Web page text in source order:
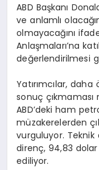
ABD Başkanı
ve anlamlı
olmayacağını
Anlaşmaları’na
değerlendirilmesi
Yatırımcılar,
sonuç
ABD’deki ham
müzakerelerden
vurguluyor.
direnç, 94,83
ediliyor.